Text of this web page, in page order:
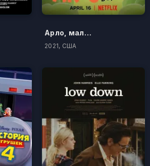
Арло, мальчик-аллигатор
2021, США